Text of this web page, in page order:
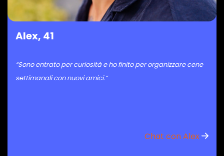
Alex, 41
“Sono entrato per curiosità e ho finito per organizzare cene
settimanali con nuovi amici.”
Chat con Alex